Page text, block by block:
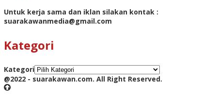
Untuk kerja sama dan iklan silakan kontak :
suarakawanmedia@gmail.com
Kategori
Kategori
@2022 - suarakawan.com. All Right Reserved.